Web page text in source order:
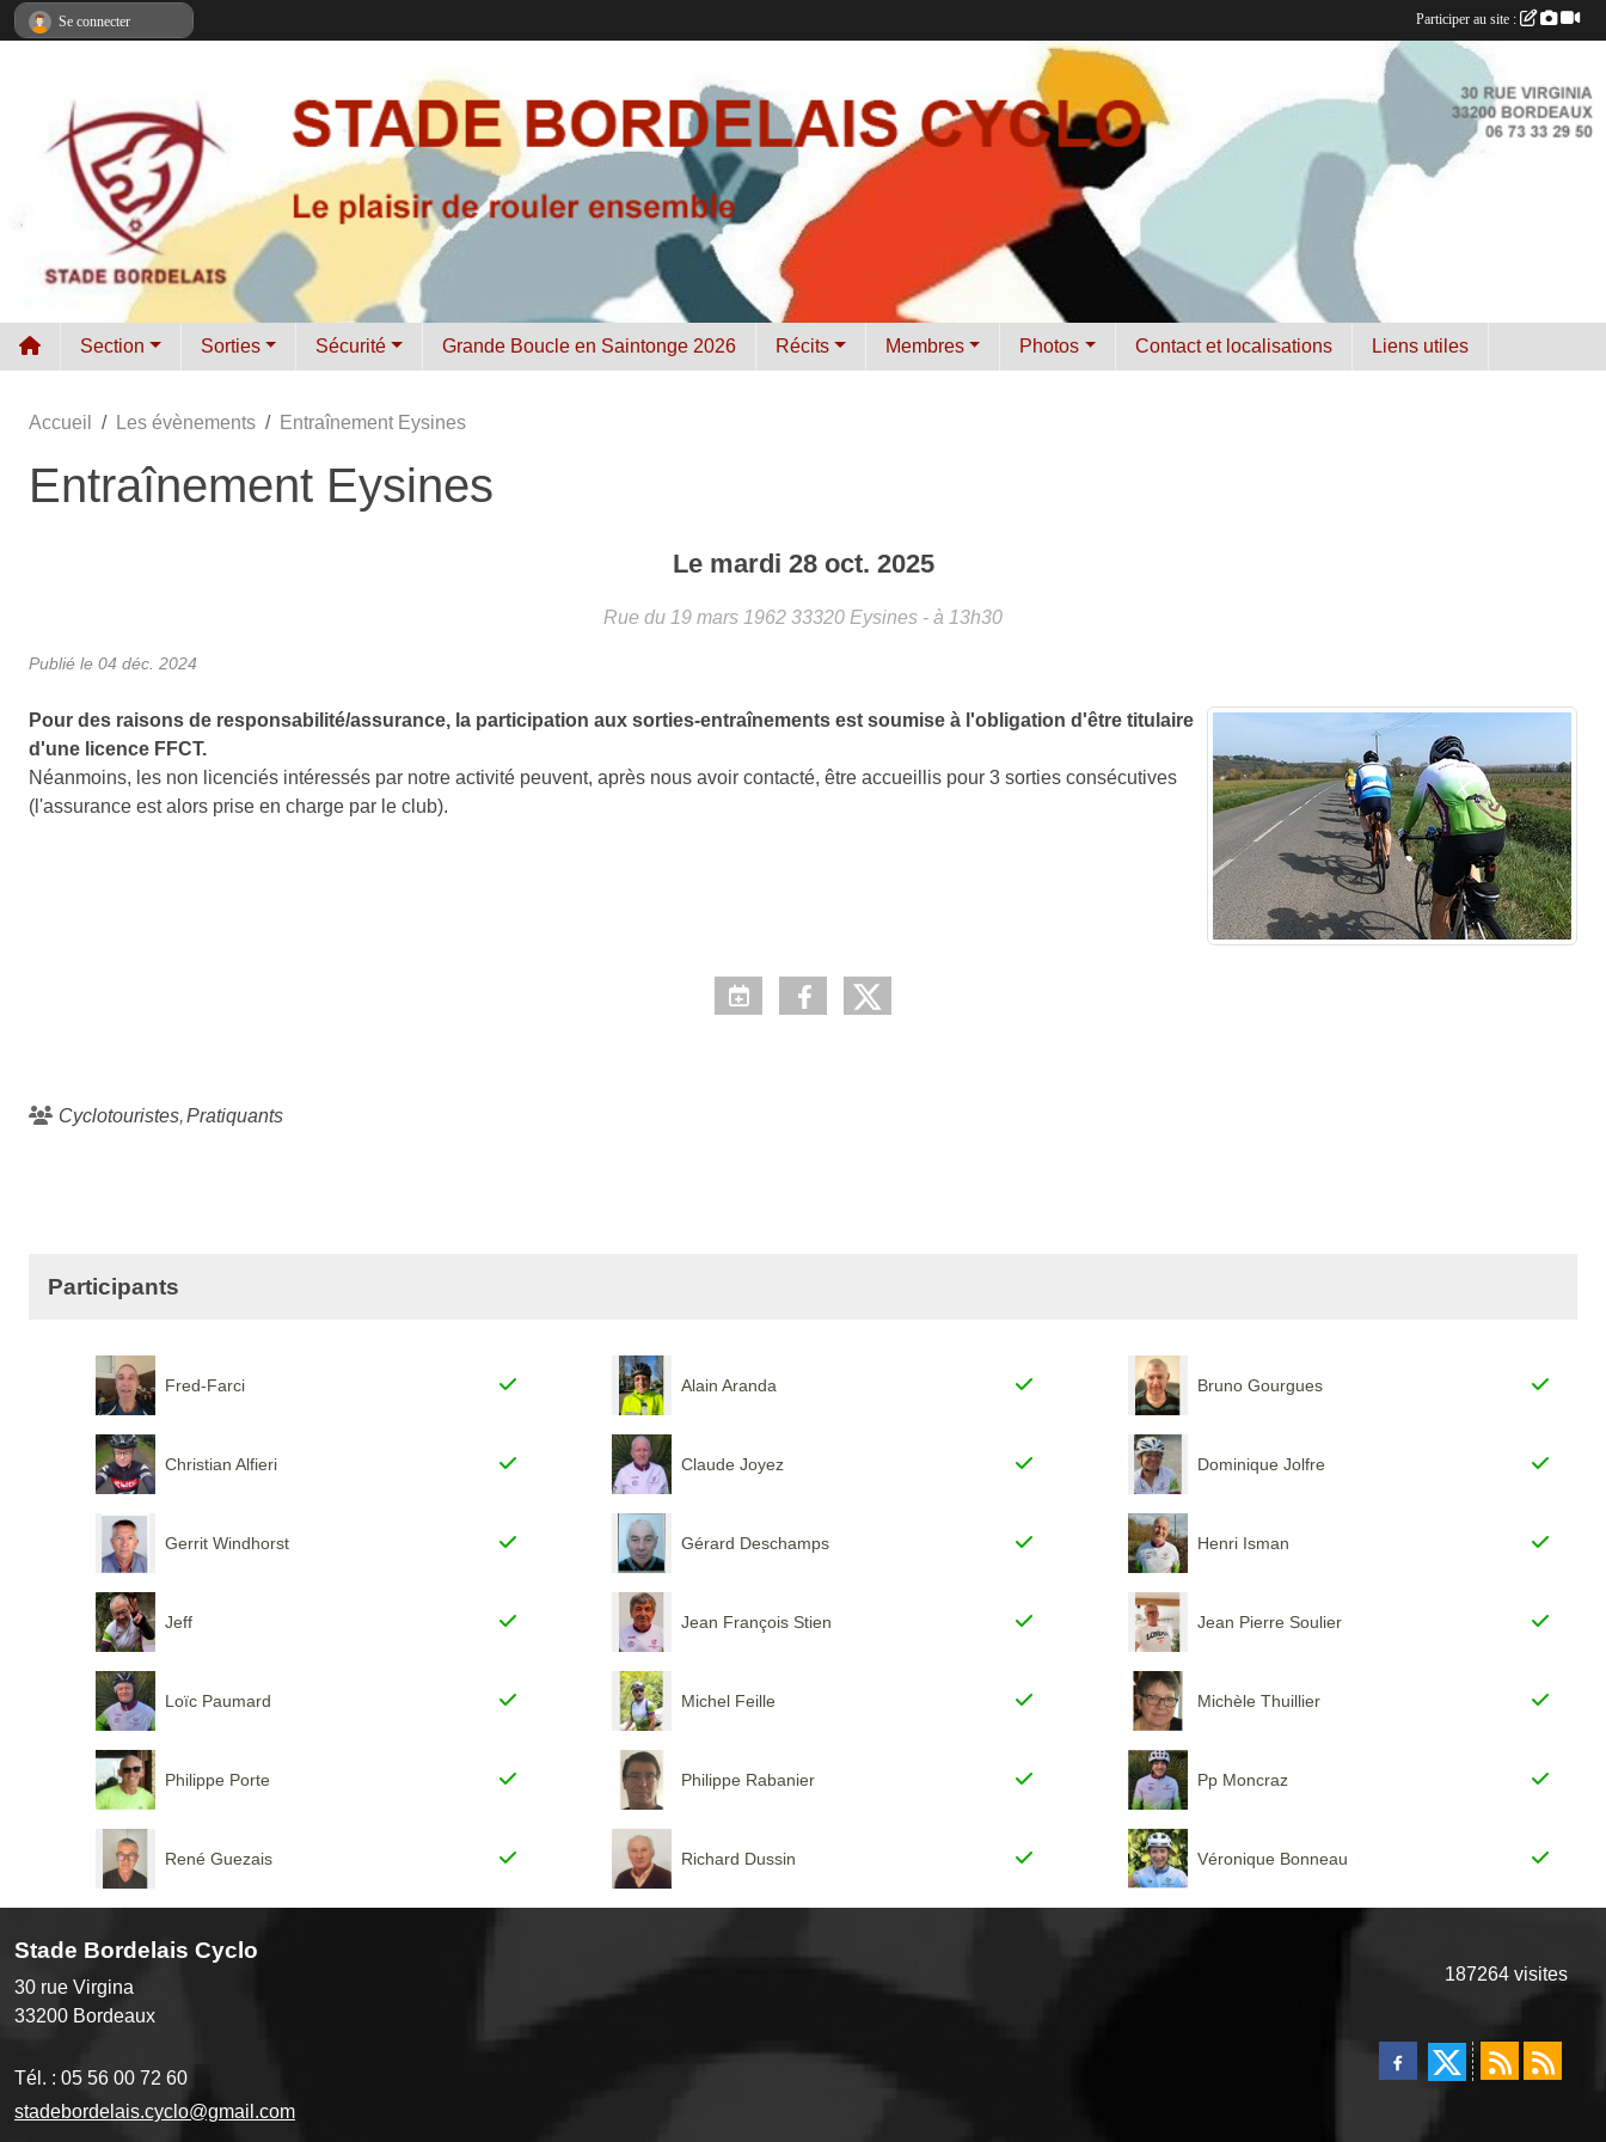
Section Sorties Sécurité Grande Boucle en Saintonge 2026 Récits Membres Photos Contact et localisations Liens utiles
Accueil Les évènements Entraînement Eysines
Entraînement Eysines
Le mardi 28 oct. 2025
Rue du 19 mars 1962 33320 Eysines - à 13h30
Publié le 04 déc. 2024
Pour des raisons de responsabilité/assurance, la participation aux sorties-entraînements est soumise à l'obligation d'être titulaire
d'une licence FFCT.
Néanmoins, les non licenciés intéressés par notre activité peuvent, après nous avoir contacté, être accueillis pour 3 sorties consécutives
(l'assurance est alors prise en charge par le club).
Cyclotouristes Pratiquants
Participants
Fred-Farci Alain Aranda Bruno Gourgues
Christian Alfieri Claude Joyez Dominique Jolfre
Gerrit Windhorst Gérard Deschamps Henri Isman
Jeff Jean François Stien Jean Pierre Soulier
Loïc Paumard Michel Feille Michèle Thuillier
Philippe Porte Philippe Rabanier Pp Moncraz
René Guezais Richard Dussin Véronique Bonneau
Stade Bordelais Cyclo
30 rue Virgina
33200 Bordeaux
Tél. : 05 56 00 72 60
stadebordelais.cyclo@gmail.com
187264 visites
Se connecter Participer au site :
Panneau de gestion des cookies